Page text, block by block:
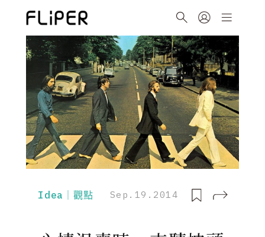
Idea｜觀點 Sep.19.2014